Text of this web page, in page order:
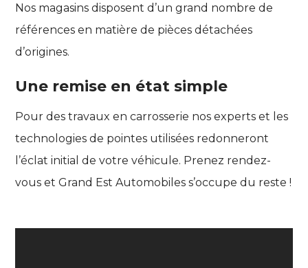
Nos magasins disposent d’un grand nombre de
références en matière de pièces détachées
d’origines.
Une remise en état simple
Pour des travaux en carrosserie nos experts et les
technologies de pointes utilisées redonneront
l’éclat initial de votre véhicule. Prenez rendez-
vous et Grand Est Automobiles s’occupe du reste !